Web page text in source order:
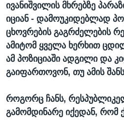
ივანიშვილის მხრებზე
იციან - დამოუკიდებლად
ცხოვრების გაგრძელების
ამიტომ ყველა ხერხით
ამ პოზიციაში ადგილი და
გაიფართოვონ, თუ ამის
როგორც ჩანს,
გამომდინარე იქედან, რომ